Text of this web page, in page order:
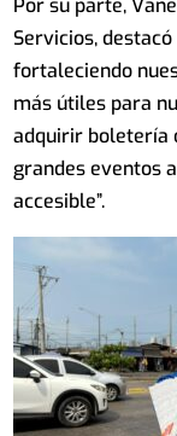
Por su parte,
Servicios,
fortaleciendo
más útiles para
adquirir boletería
grandes eventos
accesible”.